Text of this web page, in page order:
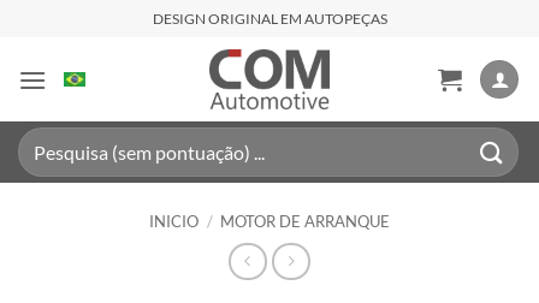
contenido
DESIGN ORIGINAL EM AUTOPEÇAS
Buscar
por:
INICIO / MOTOR DE ARRANQUE